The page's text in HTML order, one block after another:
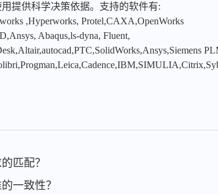
提供科学决策依据。支持的软件有:
,Hyperworks, Protel,CAXA,OpenWorks
Abaqus,ls-dyna, Fluent,
匹配？
一致性？